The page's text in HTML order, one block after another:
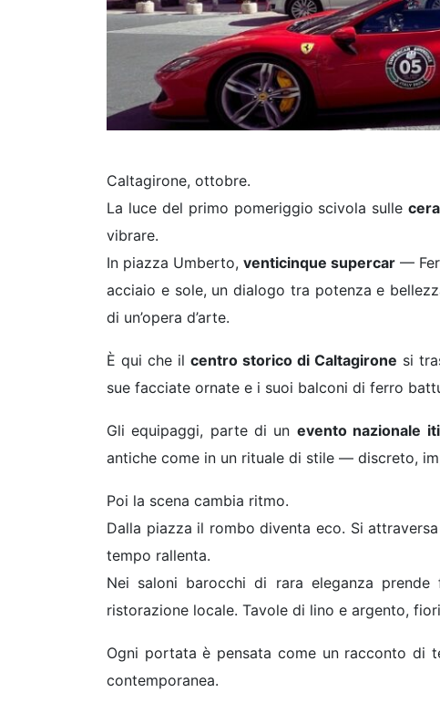
Caltagirone, ottobre.
La luce del primo pomeriggio scivola sulle
vibrare.
In piazza Umberto,venticinque supercar —
acciaio e sole, un dialogo tra potenza e
di un’opera d’arte.
È qui che ilcentro storico di Caltagirone si
sue facciate ornate e i suoi balconi di ferro
Gli equipaggi, parte di un evento nazionale
antiche come in un rituale di stile — discreto,
Poi la scena cambia ritmo.
Dalla piazza il rombo diventa eco. Si
tempo rallenta.
Nei saloni barocchi di rara eleganza prende
ristorazione locale. Tavole di lino e argento,
Ogni portata è pensata come un racconto di
contemporanea.